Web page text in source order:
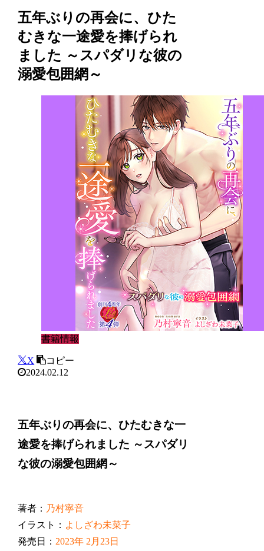
五年ぶりの再会に、ひた
むきな一途愛を捧げられ
ました ～スパダリな彼の
溺愛包囲網～
書籍情報
X
コピー
2024.02.12
五年ぶりの再会に、ひたむきな一
途愛を捧げられました ～スパダリ
な彼の溺愛包囲網～
著者： 乃村寧音
イラスト： よしざわ未菜子
発売日： 2023年 2月23日